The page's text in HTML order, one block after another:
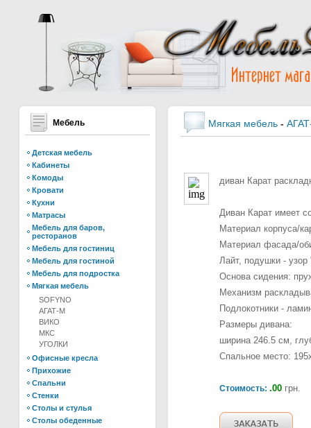
Мебель
Детская мебель
Кабинеты
Комоды
Кровати
Кухни
Матрасы
Мебель для баров,
ресторанов
Мебель для гостиниц
Мебель для гостиной
Мебель для подростка
Мягкая мебель
SOFYNO
АГАТ-М
ВИКО
МКС
УГОЛКИ
Офисные кресла
Прихожие
Спальни
Стенки
Столы и стулья
Столы обеденные
Мягкая мебель -
диван Карат
Диван Карат имеет
Материал корпуса/
Материал фасада/
Лайт, подушки -
Основа сидения:
Механизм
Подлокотники -
Размеры дивана:
ширина 246.5 см,
Спальное место:
Стоимость: .00 грн.